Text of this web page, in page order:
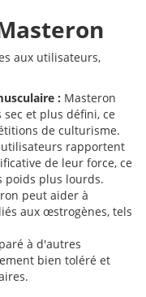
aux utilisateurs,
: Masteron
et plus défini, ce
de culturisme.
utilisateurs rapportent
de leur force, ce
poids plus lourds.
peut aider à
aux œstrogènes, tels
à d'autres
bien toléré et